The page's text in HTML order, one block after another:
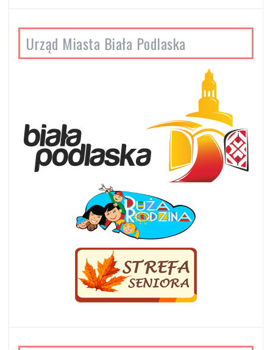
Urząd Miasta Biała Podlaska